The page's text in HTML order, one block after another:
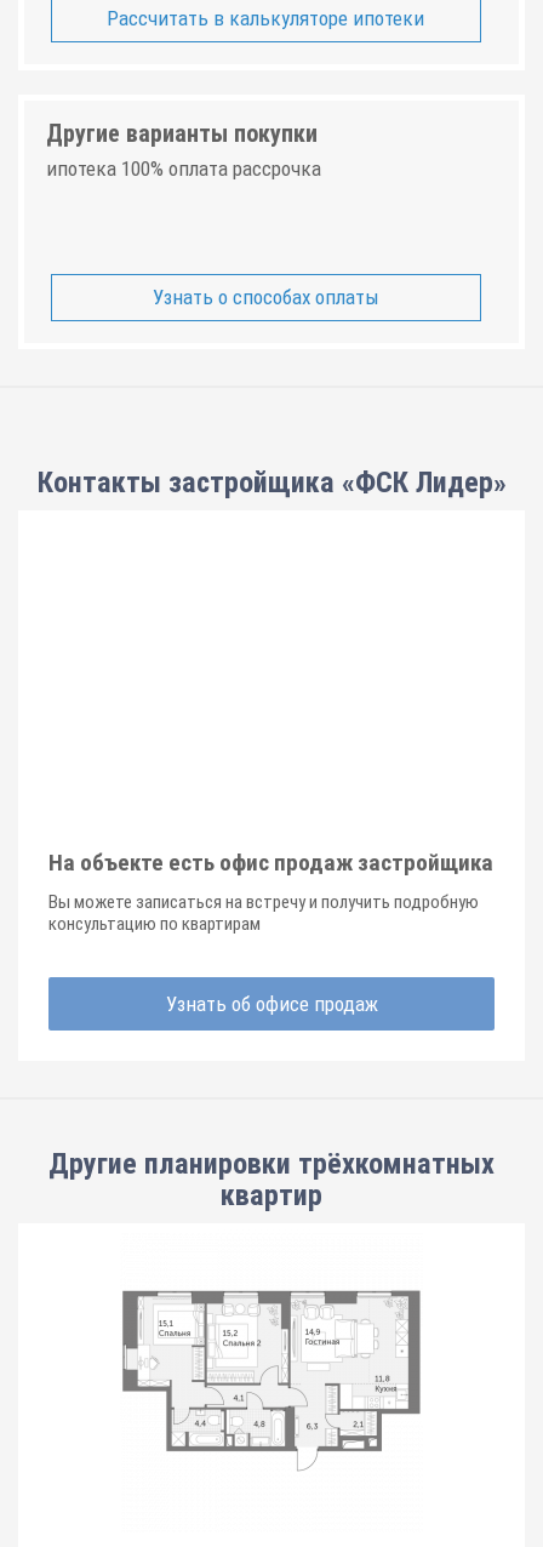
Рассчитать в калькуляторе ипотеки
Другие варианты покупки
ипотека 100% оплата рассрочка
Узнать о способах оплаты
Контакты застройщика «ФСК Лидер»
На объекте есть офис продаж застройщика
Вы можете записаться на встречу и получить подробную
консультацию по квартирам
Узнать об офисе продаж
Другие планировки трёхкомнатных
квартир